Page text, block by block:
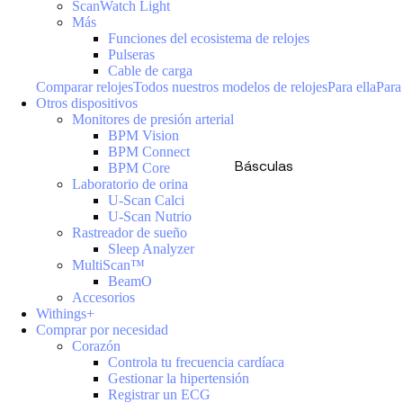
Básculas
ScanWatch Light
Más
Funciones del ecosistema de relojes
Pulseras
Cable de carga
Comparar relojesTodos nuestros modelos de relojesPara ella
Otros dispositivos
Monitores de presión arterial
BPM Vision
BPM Connect
BPM Core
Laboratorio de orina
U-Scan Calci
U-Scan Nutrio
Rastreador de sueño
Sleep Analyzer
MultiScan™
BeamO
Accesorios
Withings+
Comprar por necesidad
Corazón
Controla tu frecuencia cardíaca
Gestionar la hipertensión
Registrar un ECG